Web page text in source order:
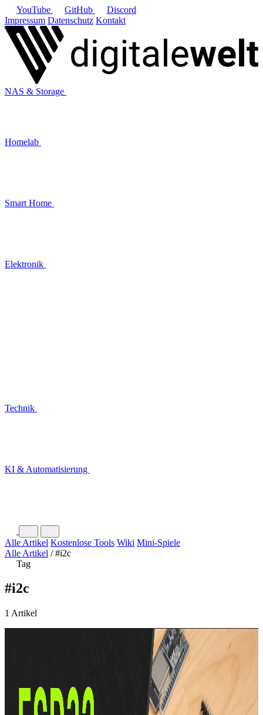
YouTube GitHub
Discord
Impressum Datenschutz Kontakt
NAS & Storage
Homelab
Smart Home
Elektronik
Technik
KI & Automatisierung
Alle Artikel Kostenlose Tools Wiki Mini-Spiele
Alle Artikel / #i2c
Tag
#i2c
1 Artikel